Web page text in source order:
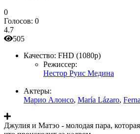
0
Голосов: 0
4.7
505
Качество: FHD (1080p)
Режиссер:
Нестор Руис Медина
Актеры:
Марио Алонсо, María Lázaro,
Джулия и Матэо - молодая пара,